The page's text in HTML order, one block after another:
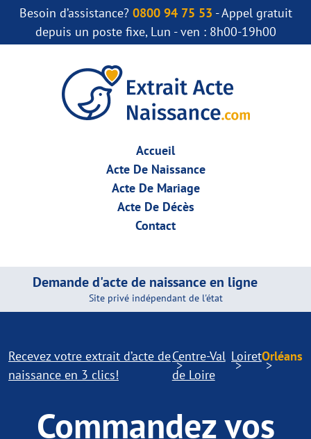
Besoin d’assistance? 0800 94 75 53 - Appel gratuit
depuis un poste fixe, Lun - ven : 8h00-19h00
Accueil
Acte De Naissance
Acte De Mariage
Acte De Décès
Contact
Demande d'acte de naissance en ligne
Site privé indépendant de l'état
Recevez votre extrait d’acte de
naissance en 3 clics!
Centre-Val
de Loire
LoiretOrléans
Commandez vos